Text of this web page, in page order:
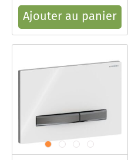
Ajouter au panier